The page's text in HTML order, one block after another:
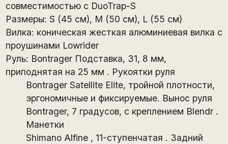
совместимостью с DuoTrap-S
Размеры: S (45 см), M (50 см), L (55 см)
Вилка: коническая жесткая алюминиевая вилка с
проушинами Lowrider
Руль: Bontrager Подставка, 31, 8 мм,
приподнятая на 25 мм . Рукоятки руля
Bontrager Satellite Elite, тройной плотности,
эргономичные и фиксируемые. Вынос руля
Bontrager, 7 градусов, с креплением Blendr .
Манетки
Shimano Alfine , 11-ступенчатая . Задний